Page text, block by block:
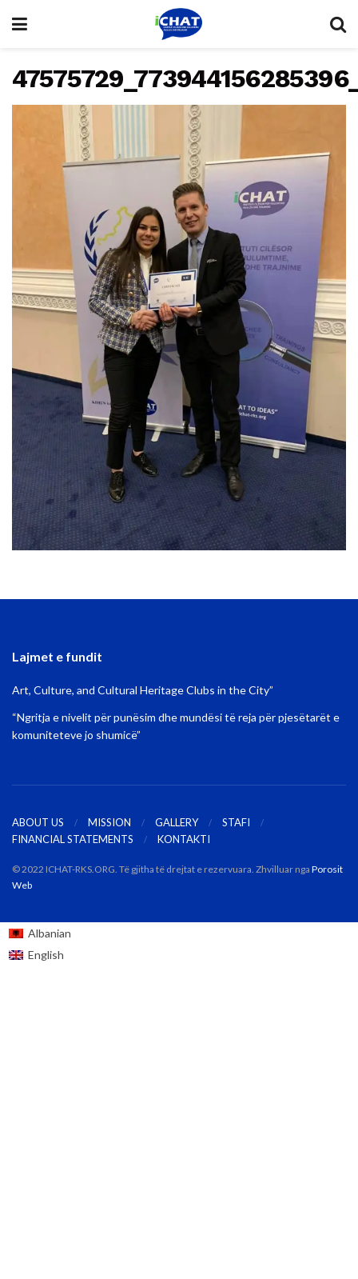
Lajmet e fundit
Art, Culture, and Cultural Heritage Clubs in the City”
“Ngritja e nivelit për punësim dhe mundësi të reja për pjesëtarët e
komuniteteve jo shumicë”
ABOUT US MISSION GALLERY
STAFI
FINANCIAL STATEMENTS
KONTAKTI
© 2022 ICHAT-RKS.ORG. Të gjitha të drejtat e rezervuara. Zhvilluar nga Porosit
Web
Albanian
English